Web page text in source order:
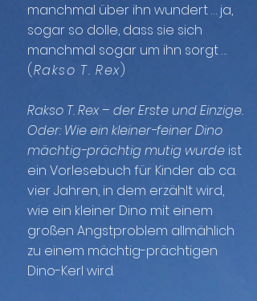
manchmal über ihn wundert … ja,
sogar so dolle, dass sie sich
manchmal sogar um ihn sorgt...
(Rakso T. Rex)
Rakso T. Rex – der Erste und Einzige.
Oder: Wie ein kleiner-feiner Dino
mächtig-prächtig mutig wurde ist
ein Vorlesebuch für Kinder ab ca.
vier Jahren, in dem erzählt wird,
wie ein kleiner Dino mit einem
großen Angstproblem allmählich
zu einem mächtig-prächtigen
Dino-Kerl wird.